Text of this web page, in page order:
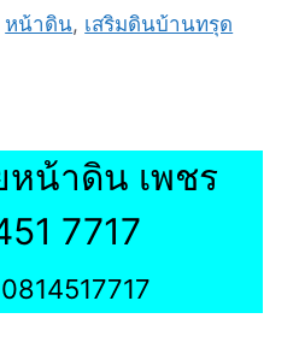
หน้าดิน, เสริมดินบ้านทรุด
หน้าดิน เพชร
7717